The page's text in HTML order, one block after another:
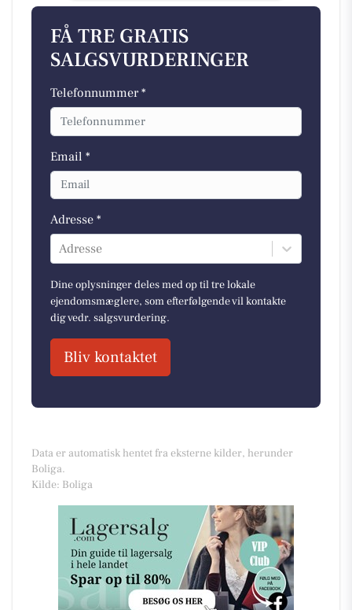
FÅ TRE GRATIS
SALGSVURDERINGER
Telefonnummer *
Email *
Adresse *
Adresse
Dine oplysninger deles med op til tre lokale
ejendomsmæglere, som efterfølgende vil kontakte
dig vedr. salgsvurdering.
Bliv kontaktet
Data er automatisk hentet fra eksterne kilder, herunder
Boliga.
Kilde: Boliga